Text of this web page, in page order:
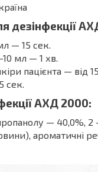
дезінфекції
— 15 сек.
10 мл — 1 хв.
пацієнта — від
сек.
АХД 2000:
— 40,0%,
ароматичні